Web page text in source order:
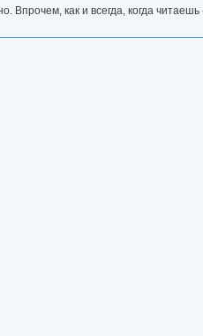
Впрочем, как и всегда, когда